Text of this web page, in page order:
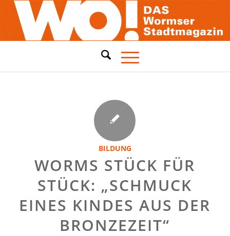
BILDUNG
WORMS STÜCK FÜR
STÜCK: „SCHMUCK
EINES KINDES AUS DER
BRONZEZEIT“